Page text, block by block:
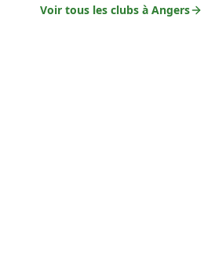
Voir tous les clubs à Angers